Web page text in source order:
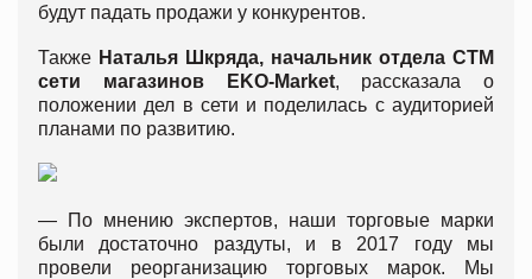
будут падать продажи у конкурентов.
Также Наталья Шкряда, начальник отдела СТМ
сети магазинов
EKO-Market, рассказала о
положении дел в сети и поделилась с аудиторией
планами по развитию.
— По мнению экспертов, наши торговые марки
были достаточно раздуты, и в 2017 году мы
провели реорганизацию торговых марок. Мы